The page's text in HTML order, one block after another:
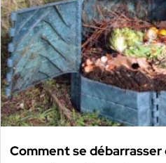
Comment se